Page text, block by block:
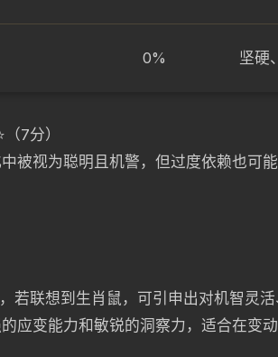
0% 坚硬
（7分）
被视为聪明且机警，但过度依赖也可
若联想到生肖鼠，可引申出对机智灵
应变能力和敏锐的洞察力，适合在变